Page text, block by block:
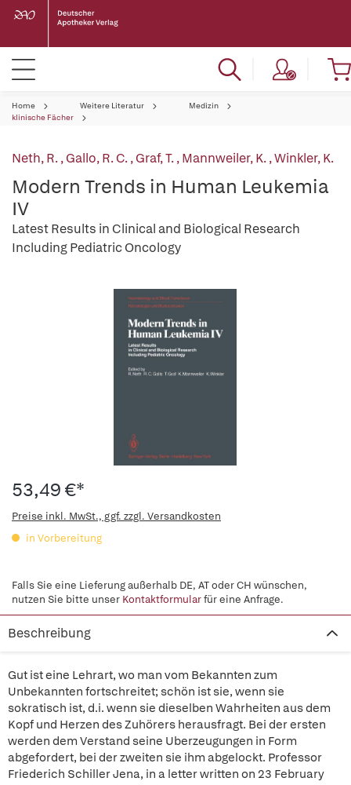
Home Weitere Literatur
Medizin
klinische Fächer
Neth, R.,Gallo, R. C.,Graf, T.,Mannweiler, K.,Winkler, K.
Modern Trends in Human Leukemia
IV
Latest Results in Clinical and Biological Research
Including Pediatric Oncology
53,49 €*
Preise inkl. MwSt., ggf. zzgl. Versandkosten
in Vorbereitung
Falls Sie eine Lieferung außerhalb DE, AT oder CH wünschen,
nutzen Sie bitte unser Kontaktformularfür eine Anfrage.
Beschreibung
Gut ist eine Lehrart, wo man vom Bekannten zum
Unbekannten fortschreitet; schön ist sie, wenn sie
sokratisch ist, d.i. wenn sie dieselben Wahrheiten aus dem
Kopf und Herzen des Zuhörers herausfragt. Bei der ersten
werden dem Verstand seine Uberzeugungen in Form
abgefordert, bei der zweiten sie ihm abgelockt. Professor
Friederich Schiller Jena, in a letter written on 23 February